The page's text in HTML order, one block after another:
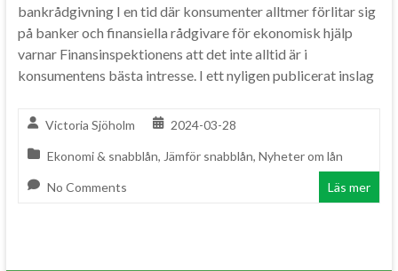
bankrådgivning I en tid där konsumenter alltmer förlitar sig
på banker och finansiella rådgivare för ekonomisk hjälp
varnar Finansinspektionens att det inte alltid är i
konsumentens bästa intresse. I ett nyligen publicerat inslag
Victoria Sjöholm 2024-03-28
Ekonomi & snabblån, Jämför snabblån, Nyheter om lån
No Comments Läs mer